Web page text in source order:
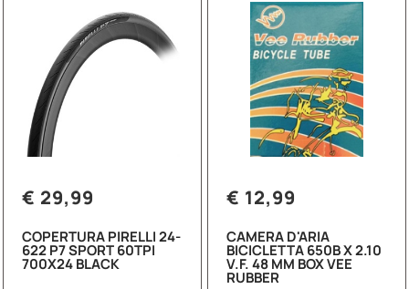
€ 29,99
COPERTURA PIRELLI 24-
622 P7 SPORT 60TPI
700X24 BLACK
€ 12,99
CAMERA D'ARIA
BICICLETTA 650B X 2.10
V.F. 48 MM BOX VEE
RUBBER